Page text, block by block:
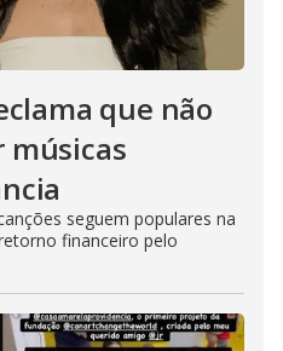
que não
músicas
seguem populares na
financeiro pelo